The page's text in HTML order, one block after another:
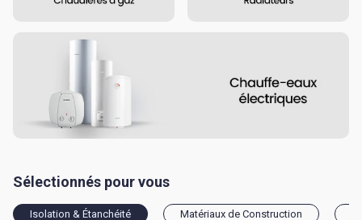
Sélectionnés pour vous
Isolation & Étanchéité Matériaux de Construction